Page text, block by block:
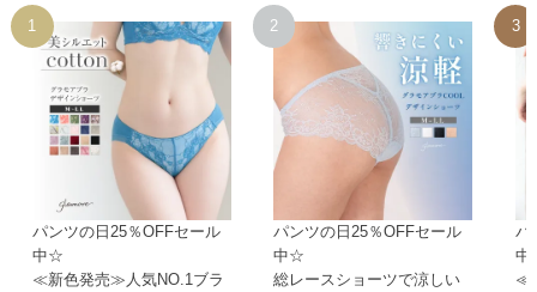
パンツの日25％OFFセール
中☆
≪新色発売≫人気NO.1ブラ
パンツの日25％OFFセール
中☆
総レースショーツで涼しい
パ
≪